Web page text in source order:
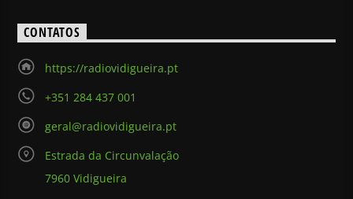
CONTATOS
https://radiovidigueira.pt
+351 284 437 001
geral@radiovidigueira.pt
Estrada da Circunvalação
7960 Vidigueira